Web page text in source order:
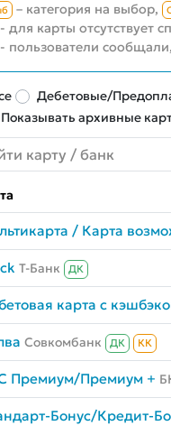
– категория на выбор,
- для карты отсутствует
- пользователи
Дебетовые/
Показывать архивные
/ Карта
Т-Банк ДК
карта с
Совкомбанк ДК КК
Премиум/Премиум +
Бонус/Кредит-